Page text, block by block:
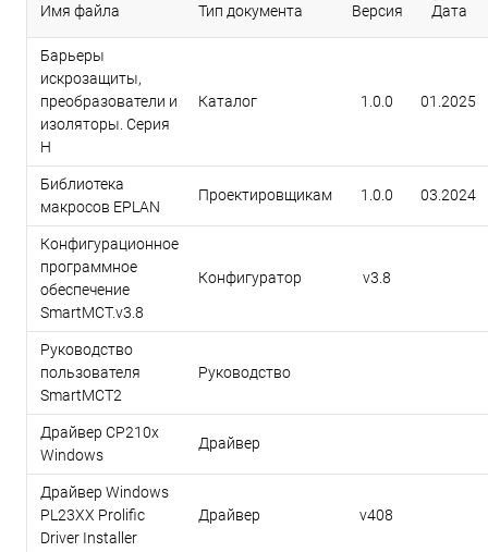
Имя файла Тип документа Версия Дата
Барьеры
искрозащиты,
преобразователи и
изоляторы. Серия
H
Каталог 1.0.0 01.2025
Библиотека
макросов EPLAN
Проектировщикам 1.0.0 03.2024
Конфигурационное
программное
обеспечение
SmartMCT.v3.8
Конфигуратор v3.8
Руководство
пользователя
SmartMCT2
Руководство
Драйвер CP210x
Windows
Драйвер
Драйвер Windows
PL23XX Prolific
Driver Installer
Драйвер v408